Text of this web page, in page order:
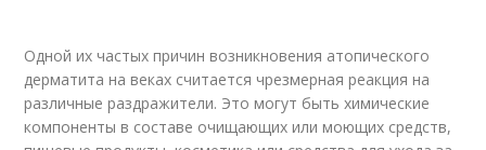
Одной их частых причин возникновения атопического
дерматита на веках считается чрезмерная реакция на
различные раздражители. Это могут быть химические
компоненты в составе очищающих или моющих средств,